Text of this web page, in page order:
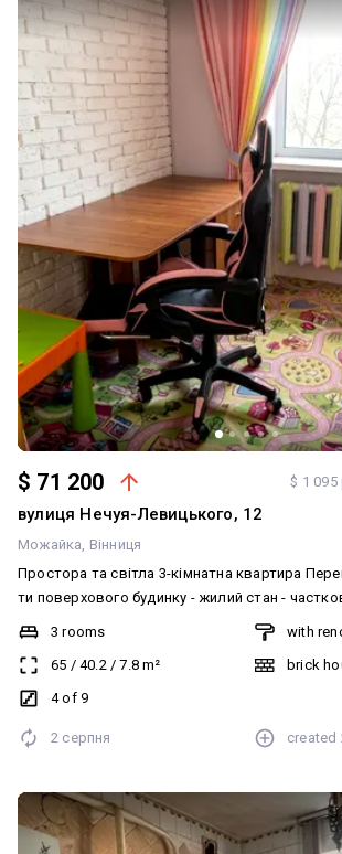
ПЕРЕВАГИ -власний підвал під квартирою.
прямо під квартирою — ідеальне місце для
(велосипеди, інструменти, запаси). - комора
тамбур на дві квартири (додаткова тиша та
доброзичливі сусіди. - доглянутий підїзд,
комунікації, дієве ОСББ. - наявність
будинком. - клумба з декоративними
ПЛЮСИ ДЛЯ ЖИТТЯ: - для дітей: великий двір, дитячий та
спортивний майданчики, найкращі школи та
та алея Космонавтів — усе в межах 5 хвилин
$ 71 200 $ 1 095
вулиця Нечуя-Левицького, 12
Можайка Вінниця
Простора та світла 3-кімнатна квартира Переваги: - 4 поверх 9-
ти поверхового будинку - жилий стан -
меблі та техніка ( зокрема, посудомийна
інфраструктрура - зручне розташування. Все в
- доглянутий двір - можливий продаж під
безготівковий розрахунок
3 rooms
65 / 40.2/7.8m²
4 of 9
with
brick
2 серпня created